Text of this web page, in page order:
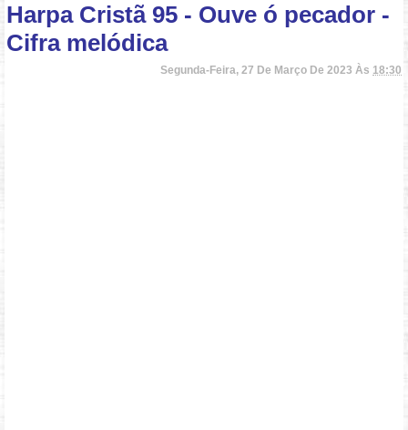
Harpa Cristã 95 - Ouve ó pecador -
Cifra melódica
Segunda-Feira, 27 De Março De 2023 Às 18:30